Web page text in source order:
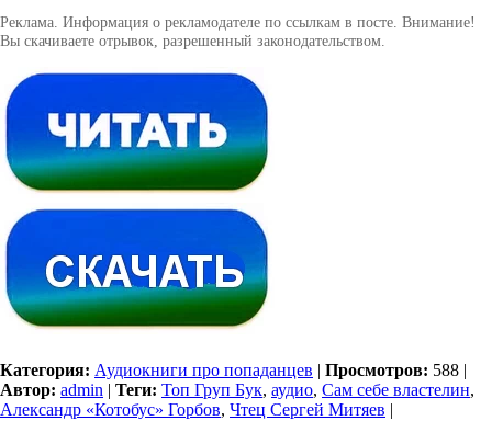
Реклама. Информация о рекламодателе по ссылкам в посте. Внимание!
Вы скачиваете отрывок, разрешенный законодательством.
Категория: Аудиокниги про попаданцев | Просмотров: 588 |
Автор: admin | Теги: Топ Груп Бук, аудио, Сам себе властелин,
Александр «Котобус» Горбов, Чтец Сергей Митяев |